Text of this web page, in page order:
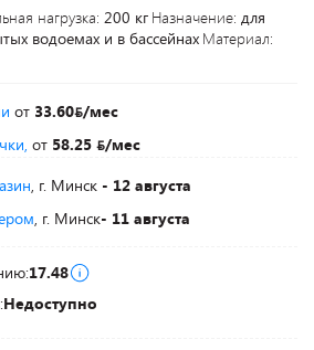
нагрузка: 200 кг Назначение: для
водоемах и в бассейнах Материал:
от 33.60 /мес
от 58.25
/мес
, г. Минск - 12 августа
, г. Минск- 11 августа
17.48
Недоступно